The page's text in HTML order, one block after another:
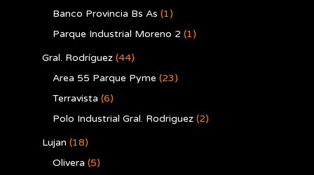
Banco Provincia Bs As (1)
Parque Industrial Moreno 2 (1)
Gral. Rodríguez (44)
Area 55 Parque Pyme (23)
Terravista (6)
Polo Industrial Gral. Rodriguez (2)
Lujan (18)
Olivera (5)